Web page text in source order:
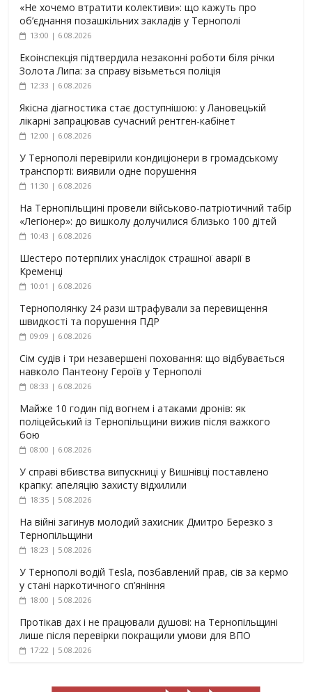
«Не хочемо втратити колективи»: що кажуть про
об’єднання позашкільних закладів у Тернополі
13:00 | 6.08.2026
Екоінспекція підтвердила незаконні роботи біля річки
Золота Липа: за справу візьметься поліція
12:33 | 6.08.2026
Якісна діагностика стає доступнішою: у Лановецькій
лікарні запрацював сучасний рентген-кабінет
12:00 | 6.08.2026
У Тернополі перевірили кондиціонери в громадському
транспорті: виявили одне порушення
11:30 | 6.08.2026
На Тернопільщині провели військово-патріотичний табір
«Легіонер»: до вишколу долучилися близько 100 дітей
10:43 | 6.08.2026
Шестеро потерпілих унаслідок страшної аварії в
Кременці
10:01 | 6.08.2026
Тернополянку 24 рази штрафували за перевищення
швидкості та порушення ПДР
09:09 | 6.08.2026
Сім судів і три незавершені поховання: що відбувається
навколо Пантеону Героїв у Тернополі
08:33 | 6.08.2026
Майже 10 годин під вогнем і атаками дронів: як
поліцейський із Тернопільщини вижив після важкого
бою
08:00 | 6.08.2026
У справі вбивства випускниці у Вишнівці поставлено
крапку: апеляцію захисту відхилили
18:35 | 5.08.2026
На війні загинув молодий захисник Дмитро Березко з
Тернопільщини
18:23 | 5.08.2026
У Тернополі водій Tesla, позбавлений прав, сів за кермо
у стані наркотичного сп’яніння
18:00 | 5.08.2026
Протікав дах і не працювали душові: на Тернопільщині
лише після перевірки покращили умови для ВПО
17:22 | 5.08.2026